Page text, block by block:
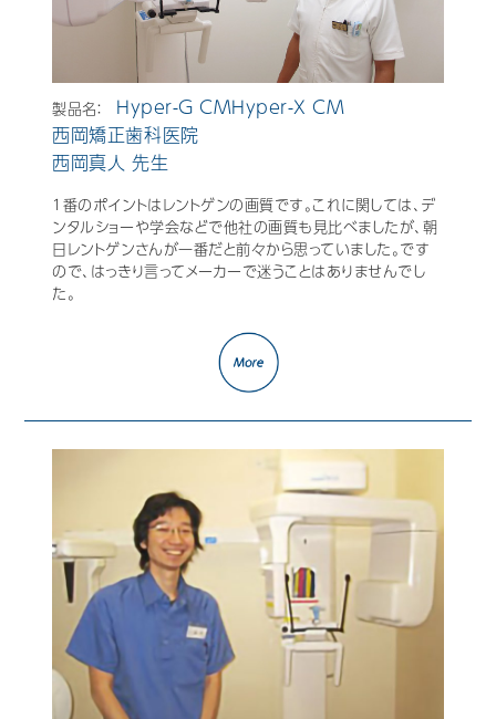
営業所・ショールーム
Support 保守・サポート
Company 会社情報
Recruit 採用情報
Contact お問い合わせ
製品名： Hyper-G CMHyper-X CM
西岡矯正歯科医院
西岡真人 先生
1番のポイントはレントゲンの画質です。これに関しては、デ
ンタルショーや学会などで他社の画質も見比べましたが、朝
日レントゲンさんが一番だと前々から思っていました。です
ので、はっきり言ってメーカーで迷うことはありませんでし
た。